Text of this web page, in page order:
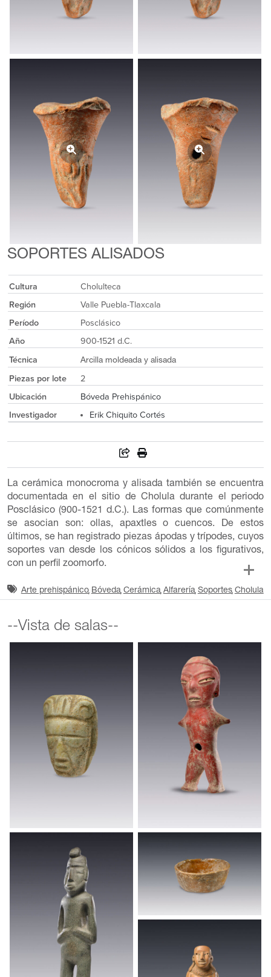
SOPORTES ALISADOS
Cultura
Cholulteca
Región
Valle Puebla-Tlaxcala
Período
Posclásico
Año
900-1521 d.C.
Técnica
Arcilla moldeada y alisada
Piezas por lote
2
Ubicación
Bóveda Prehispánico
Investigador
Erik Chiquito Cortés
La cerámica monocroma y alisada también se encuentra
documentada en el sitio de Cholula durante el periodo
Posclásico (900-1521 d.C.). Las formas que comúnmente
se asocian son: ollas, apaxtles o cuencos. De estos
últimos, se han registrado piezas ápodas y trípodes, cuyos
soportes van desde los cónicos sólidos a los figurativos,
con un perfil zoomorfo.
Arte prehispánico Bóveda Cerámica Alfarería Soportes Cholula
--Vista de salas--